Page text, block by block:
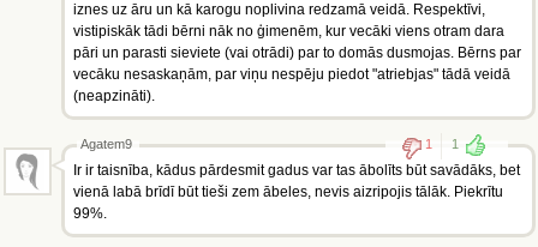
iznes uz āru un kā karogu noplivina redzamā veidā. Respektīvi,
vistipiskāk tādi bērni nāk no ģimenēm, kur vecāki viens otram dara
pāri un parasti sieviete (vai otrādi) par to domās dusmojas. Bērns par
vecāku nesaskaņām, par viņu nespēju piedot "atriebjas" tādā veidā
(neapzināti).
Agatem9 1 1
Ir ir taisnība, kādus pārdesmit gadus var tas ābolīts būt savādāks, bet
vienā labā brīdī būt tieši zem ābeles, nevis aizripojis tālāk. Piekrītu
99%.